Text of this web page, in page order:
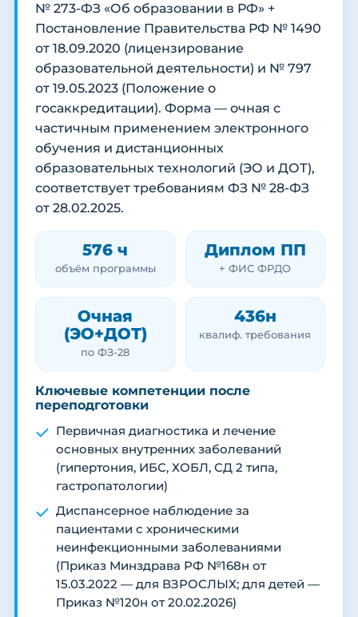
№ 273-ФЗ «Об образовании в РФ» +
Постановление Правительства РФ № 1490
от 18.09.2020 (лицензирование
образовательной деятельности) и № 797
от 19.05.2023 (Положение о
госаккредитации). Форма — очная с
частичным применением электронного
обучения и дистанционных
образовательных технологий (ЭО и ДОТ),
соответствует требованиям ФЗ № 28-ФЗ
от 28.02.2025.
576 ч
объём программы
Диплом ПП
+ ФИС ФРДО
Очная
(ЭО+ДОТ)
по ФЗ-28
436н
квалиф. требования
Ключевые компетенции после
переподготовки
Первичная диагностика и лечение
основных внутренних заболеваний
(гипертония, ИБС, ХОБЛ, СД 2 типа,
гастропатологии)
Диспансерное наблюдение за
пациентами с хроническими
неинфекционными заболеваниями
(Приказ Минздрава РФ №168н от
15.03.2022 — для ВЗРОСЛЫХ; для детей —
Приказ №120н от 20.02.2026)